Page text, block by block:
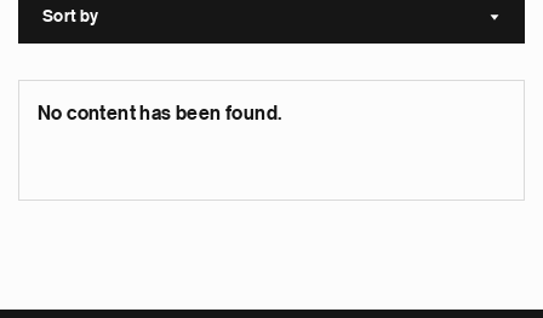
Sort by Sort
No content has been found.